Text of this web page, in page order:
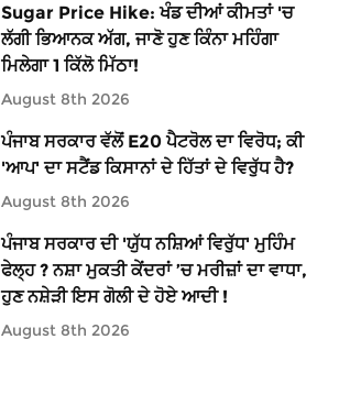
Sugar Price Hike: ਖੰਡ ਦੀਆਂ ਕੀਮਤਾਂ 'ਚ
ਲੱਗੀ ਭਿਆਨਕ ਅੱਗ, ਜਾਣੋ ਹੁਣ ਕਿੰਨਾ ਮਹਿੰਗਾ
ਮਿਲੇਗਾ 1 ਕਿੱਲੋ ਮਿੱਠਾ!
August 8th 2026
ਪੰਜਾਬ ਸਰਕਾਰ ਵੱਲੋਂ E20 ਪੈਟਰੋਲ ਦਾ ਵਿਰੋਧ; ਕੀ
'ਆਪ' ਦਾ ਸਟੈਂਡ ਕਿਸਾਨਾਂ ਦੇ ਹਿੱਤਾਂ ਦੇ ਵਿਰੁੱਧ ਹੈ?
August 8th 2026
ਪੰਜਾਬ ਸਰਕਾਰ ਦੀ 'ਯੁੱਧ ਨਸ਼ਿਆਂ ਵਿਰੁੱਧ' ਮੁਹਿੰਮ
ਫੇਲ੍ਹ ? ਨਸ਼ਾ ਮੁਕਤੀ ਕੇਂਦਰਾਂ ’ਚ ਮਰੀਜ਼ਾਂ ਦਾ ਵਾਧਾ,
ਹੁਣ ਨਸ਼ੇੜੀ ਇਸ ਗੋਲੀ ਦੇ ਹੋਏ ਆਦੀ !
August 8th 2026